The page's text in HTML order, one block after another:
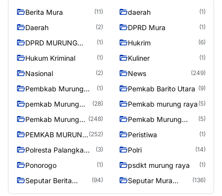
Berita Mura (11) daerah (1)
Daerah (2) DPRD Mura (1)
DPRD MURUNG
(1) Hukrim (6)
Hukum Kriminal (1) Kuliner (1)
Nasional (2) News (249)
Pembkab Murung
(1) Pemkab Barito Utara (9)
pemkab Murung
(28) Pemkab murung raya (5)
Pemkab Murung
(248)
Pemkab Murung
(5)
PEMKAB MURUNG (252) Peristiwa (1)
Polresta Palangka
(3) Polri (14)
Ponorogo (1) psdkt murung raya (1)
Seputar Berita
(94)
Seputar Mura
(136)